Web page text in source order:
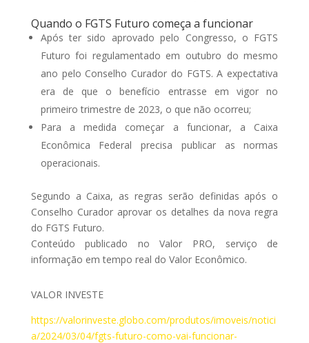
Quando o FGTS Futuro começa a funcionar
Após ter sido aprovado pelo Congresso, o FGTS
Futuro foi regulamentado em outubro do mesmo
ano pelo Conselho Curador do FGTS. A expectativa
era de que o benefício entrasse em vigor no
primeiro trimestre de 2023, o que não ocorreu;
Para a medida começar a funcionar, a Caixa
Econômica Federal precisa publicar as normas
operacionais.
Segundo a Caixa, as regras serão definidas após o
Conselho Curador aprovar os detalhes da nova regra
do FGTS Futuro.
Conteúdo publicado no Valor PRO, serviço de
informação em tempo real do Valor Econômico.
VALOR INVESTE
https://valorinveste.globo.com/produtos/imoveis/notici
a/2024/03/04/fgts-futuro-como-vai-funcionar-